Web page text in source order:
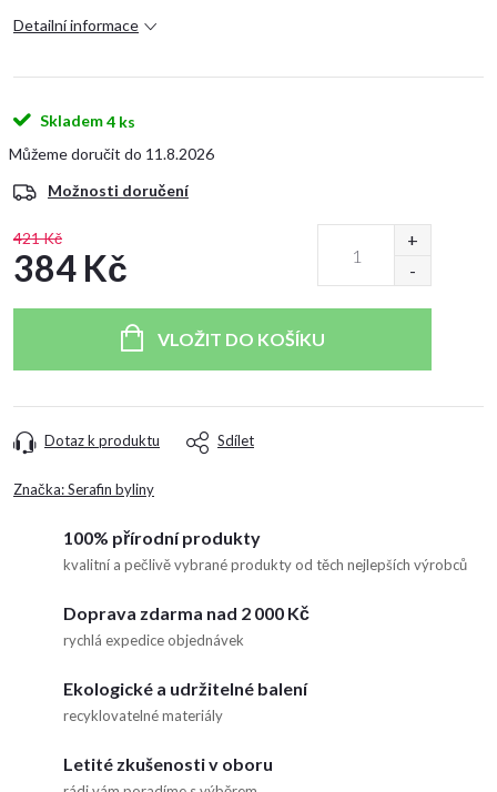
Detailní informace
Skladem4 ks
11.8.2026
Možnosti doručení
421 Kč
384 Kč
VLOŽIT DO KOŠÍKU
Dotaz k produktu Sdílet
Značka:Serafin byliny
100% přírodní produkty
kvalitní a pečlivě vybrané produkty od těch nejlepších výrobců
Doprava zdarma nad 2 000 Kč
rychlá expedice objednávek
Ekologické a udržitelné balení
recyklovatelné materiály
Letité zkušenosti v oboru